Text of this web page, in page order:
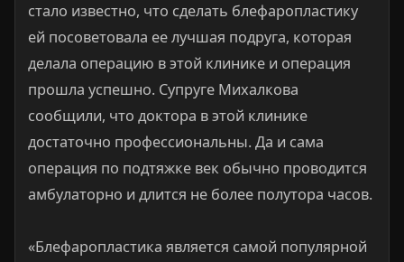
стало известно, что сделать блефаропластику
ей посоветовала ее лучшая подруга, которая
делала операцию в этой клинике и операция
прошла успешно. Супруге Михалкова
сообщили, что доктора в этой клинике
достаточно профессиональны. Да и сама
операция по подтяжке век обычно проводится
амбулаторно и длится не более полутора часов.
«Блефаропластика является самой популярной